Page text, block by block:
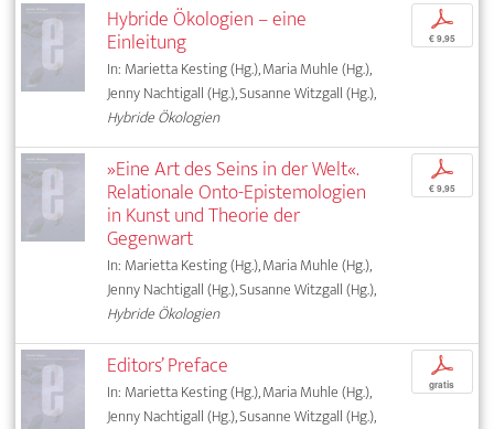
Hybride Ökologien – eine
Einleitung
In: Marietta Kesting (Hg.), Maria Muhle (Hg.),
Jenny Nachtigall (Hg.), Susanne Witzgall (Hg.),
Hybride Ökologien
p
€ 9,95
»Eine Art des Seins in der Welt«.
Relationale Onto-Epistemologien
in Kunst und Theorie der
Gegenwart
In: Marietta Kesting (Hg.), Maria Muhle (Hg.),
Jenny Nachtigall (Hg.), Susanne Witzgall (Hg.),
Hybride Ökologien
p
€ 9,95
Editors’ Preface
In: Marietta Kesting (Hg.), Maria Muhle (Hg.),
Jenny Nachtigall (Hg.), Susanne Witzgall (Hg.),
p
gratis